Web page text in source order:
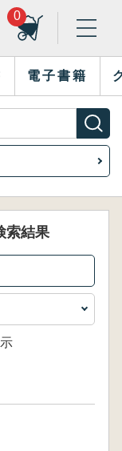
0
電子書籍
索結果